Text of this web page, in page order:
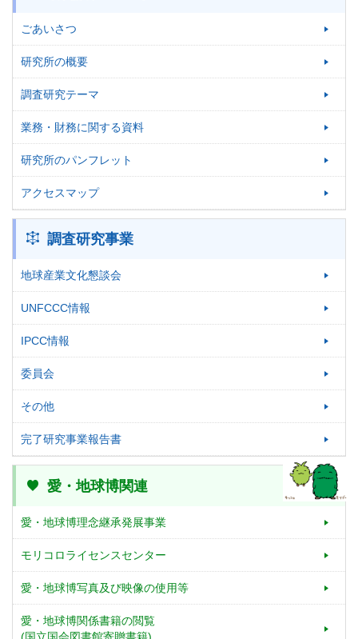
ごあいさつ
研究所の概要
調査研究テーマ
業務・財務に関する資料
研究所のパンフレット
アクセスマップ
調査研究事業
地球産業文化懇談会
UNFCCC情報
IPCC情報
委員会
その他
完了研究事業報告書
愛・地球博関連
愛・地球博理念継承発展事業
モリコロライセンスセンター
愛・地球博写真及び映像の使用等
愛・地球博関係書籍の閲覧